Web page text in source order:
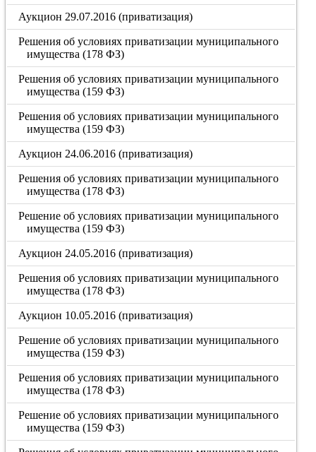
Аукцион 29.07.2016 (приватизация)
Решения об условиях приватизации муниципального
имущества (178 ФЗ)
Решения об условиях приватизации муниципального
имущества (159 ФЗ)
Решения об условиях приватизации муниципального
имущества (159 ФЗ)
Аукцион 24.06.2016 (приватизация)
Решения об условиях приватизации муниципального
имущества (178 ФЗ)
Решение об условиях приватизации муниципального
имущества (159 ФЗ)
Аукцион 24.05.2016 (приватизация)
Решения об условиях приватизации муниципального
имущества (178 ФЗ)
Аукцион 10.05.2016 (приватизация)
Решение об условиях приватизации муниципального
имущества (159 ФЗ)
Решения об условиях приватизации муниципального
имущества (178 ФЗ)
Решение об условиях приватизации муниципального
имущества (159 ФЗ)